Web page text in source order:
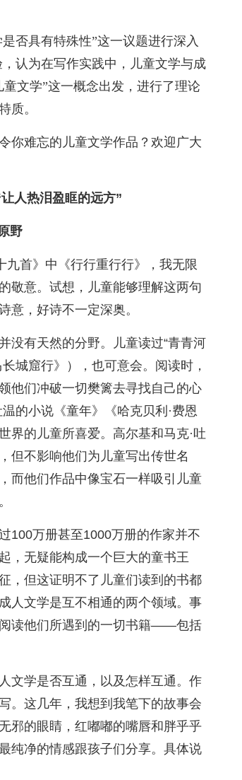
否具有特殊性”这一议题进行深入
认为在写作实践中，儿童文学与成
文学”这一概念出发，进行了理论
质。
你难忘的儿童文学作品？欢迎广大
人热泪盈眶的远方”
野
九首》中《行行重行行》，我无限
敬意。试想，儿童能够理解这两句
意，好诗不一定深奥。
没有天然的分野。儿童读过“青青河
城窟行》），也可意会。阅读时，
他们冲破一切樊篱去寻找自己的心
的小说《童年》《哈克贝利·费恩
界的儿童所喜爱。高尔基和马克·吐
但不影响他们为儿童写出传世名
而他们作品中像宝石一样吸引儿童
100万册甚至1000万册的作家并不
，无疑能构成一个巨大的童书王
，但这证明不了儿童们读到的书都
人文学是互不相通的两个领域。事
读他们所遇到的一切书籍——包括
文学是否互通，以及怎样互通。作
。这几年，我想到我笔下的故事会
邪的眼睛，红嘟嘟的嘴唇和胖乎乎
纯净的情感跟孩子们分享。具体说